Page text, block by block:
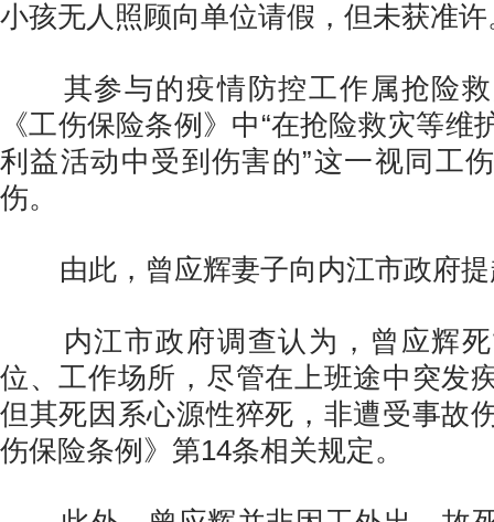
小孩无人照顾向单位请假，但未获准许
其参与的疫情防控工作属抢险救
《工伤保险条例》中“在抢险救灾等维
利益活动中受到伤害的”这一视同工
伤。
由此，曾应辉妻子向内江市政府提
内江市政府调查认为，曾应辉死
位、工作场所，尽管在上班途中突发
但其死因系心源性猝死，非遭受事故
伤保险条例》第14条相关规定。